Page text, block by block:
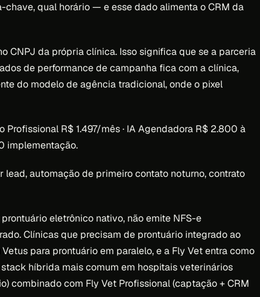
qual horário — e esse dado alimenta o CRM da
CNPJ da própria clínica. Isso significa que se a parceria
de performance de campanha fica com a clínica,
do modelo de agência tradicional, onde o pixel
Profissional R$ 1.497/mês · IA Agendadora R$ 2.800 à
implementação.
lead, automação de primeiro contato noturno, contrato
eletrônico nativo, não emite NFS-e
Clínicas que precisam de prontuário integrado ao
para prontuário em paralelo, e a Fly Vet entra como
híbrida mais comum em hospitais veterinários
combinado com Fly Vet Profissional (captação + CRM